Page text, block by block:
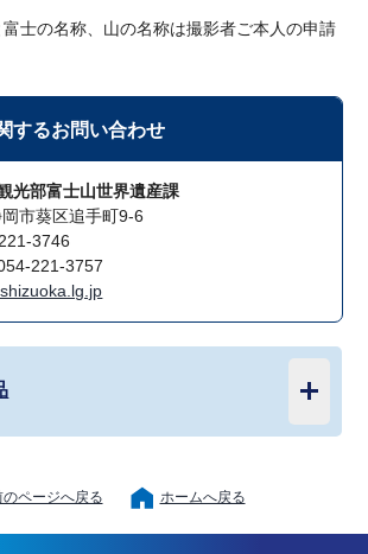
士の名称、山の名称は撮影者ご本人の申請
するお問い合わせ
光部富士山世界遺産課
市葵区追手町9-6
3746
221-3757
のページへ戻る ホームへ戻る